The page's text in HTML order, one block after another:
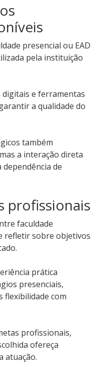
presencial ou EAD
pela instituição
digitais e ferramentas
a qualidade do
também
a interação direta
de
profissionais
faculdade
refletir sobre objetivos
prática
presenciais,
com
profissionais,
ofereça
atuação.